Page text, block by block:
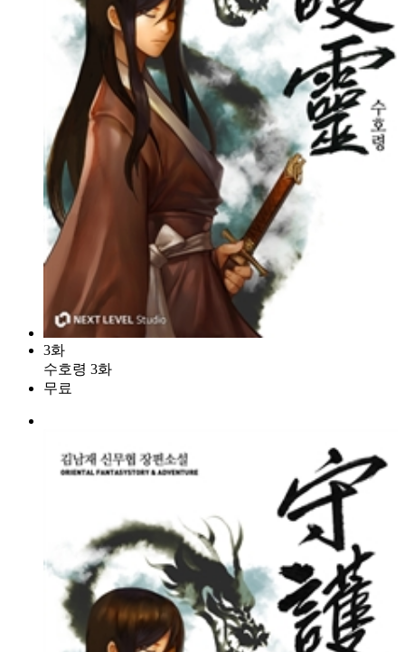
3화
수호령 3화
무료